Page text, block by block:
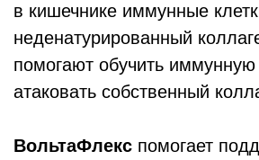
в кишечнике иммунные
неденатурированный
помогают обучить
атаковать собственный
ВольтаФлекс помогает